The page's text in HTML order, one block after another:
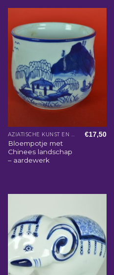
AZIATISCHE KUNST EN WOONACCESSOIRES
Bloempotje met
Chinees landschap
– aardewerk
€17,50